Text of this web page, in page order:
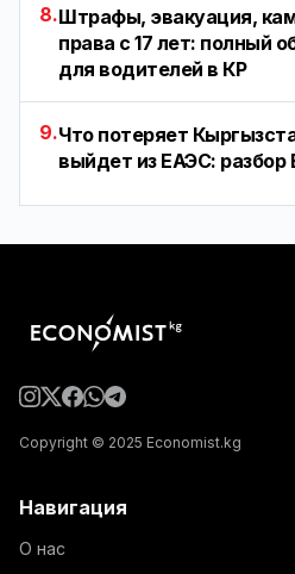
8.Штрафы, эвакуация,
права с 17 лет: полный
для водителей в КР
9.Что потеряет
выйдет из ЕАЭС: разбор
Copyright © 2025 Economist.kg
Навигация
О нас